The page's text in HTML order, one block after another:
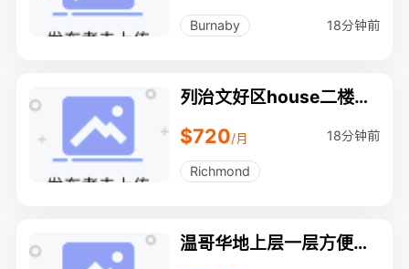
Burnaby 18分钟前
列治文好区house二楼单
便利，包水电煤暖网费
$720/月 18分钟前
Richmond
温哥华地上层一层方便去